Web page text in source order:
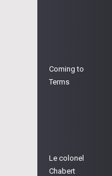
Coming to
Terms
Le colonel
Chabert